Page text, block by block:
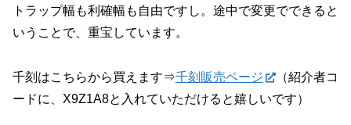
トラップ幅も利確幅も自由ですし。途中で変更でできると
いうことで、重宝しています。
千刻はこちらから買えます⇒千刻販売ページ
（紹介者コ
ードに、X9Z1A8と入れていただけると嬉しいです）